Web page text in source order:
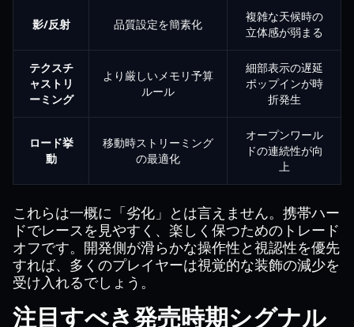
影/反射 品質設定を簡素化
複雑な天候時の
立体感が弱まる
テクスチ
ャストリ
ーミング
より厳しいメモリ予算
ルール
細部表示の遅延
ポップインが時
折発生
ロード挙
動
移動時ストリーミング
の最適化
オープンワール
ドの連続性が向
上
これらは一概に「劣化」とは言えません。携帯ハー
ドでレースを見やすく、楽しく保つためのトレード
オフです。開発側が滑らかな操作性と視認性を優先
すれば、多くのプレイヤーは視覚的な装飾の減少を
受け入れるでしょう。
注目すべき発売時期シグナル